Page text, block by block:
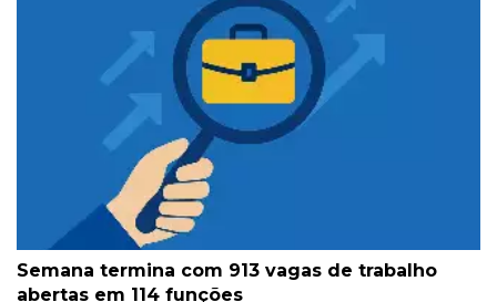
Semana termina com 913 vagas de trabalho
abertas em 114 funções